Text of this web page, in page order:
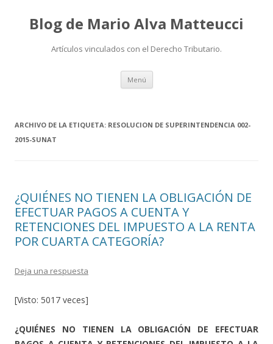
Blog de Mario Alva Matteucci
Artículos vinculados con el Derecho Tributario.
Menú Ir
contenido
ARCHIVO DE LA ETIQUETA: RESOLUCION DE SUPERINTENDENCIA 002-
2015-SUNAT
¿QUIÉNES NO TIENEN LA OBLIGACIÓN DE
EFECTUAR PAGOS A CUENTA Y
RETENCIONES DEL IMPUESTO A LA RENTA
POR CUARTA CATEGORÍA?
Deja una respuesta
[Visto: 5017 veces]
¿QUIÉNES NO TIENEN LA OBLIGACIÓN DE EFECTUAR